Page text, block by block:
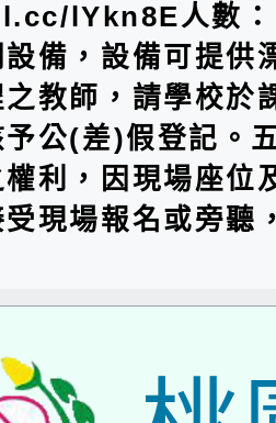
lYkn8E人數：
備，設備可提供
之教師，請學校於
公(差)假登記。
利，因現場座位
受現場報名或旁聽